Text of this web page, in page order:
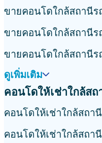
ขายคอนโดใกล้สถานีร
ขายคอนโดใกล้สถานีร
ขายคอนโดใกล้สถานีร
ดูเพิ่มเติม
คอนโดให้เช่าใกล้ส
คอนโดให้เช่าใกล้สถา
คอนโดให้เช่าใกล้สถา